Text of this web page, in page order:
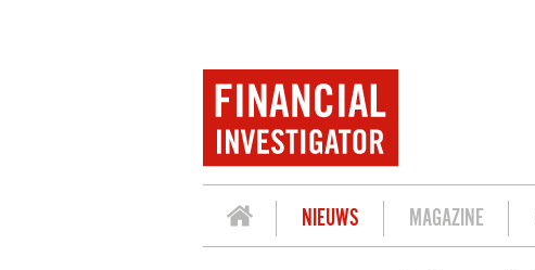
NIEUWS MAGAZINE